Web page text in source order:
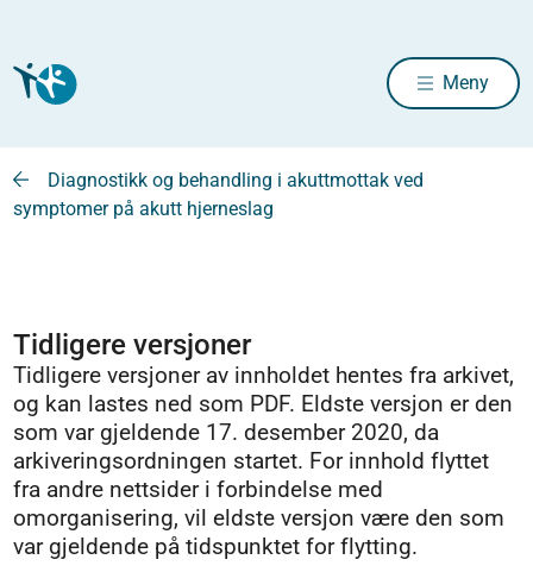
Meny
Diagnostikk og behandling i akuttmottak ved
symptomer på akutt hjerneslag
Tidligere versjoner
Tidligere versjoner av innholdet hentes fra arkivet,
og kan lastes ned som PDF. Eldste versjon er den
som var gjeldende 17. desember 2020, da
arkiveringsordningen startet. For innhold flyttet
fra andre nettsider i forbindelse med
omorganisering, vil eldste versjon være den som
var gjeldende på tidspunktet for flytting.